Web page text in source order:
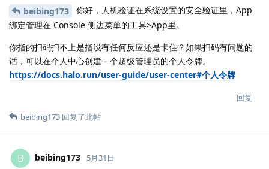
beibing173
你好，人机验证在系统设置的安全验证里，App
绑定管理在 Console 侧边菜单的工具>App里。
你指的扫码扫不上是指没有任何反应还是卡住？如果扫码有问题的
话，可以在个人中心创建一个超级管理员的个人令牌。
https://docs.halo.run/user-guide/user-center#个人令牌
回复
beibing173 回复了此帖
B beibing173 5月31日